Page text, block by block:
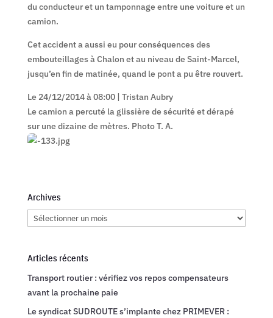
du conducteur et un tamponnage entre une voiture et un
camion.
Cet accident a aussi eu pour conséquences des
embouteillages à Chalon et au niveau de Saint-Marcel,
jusqu’en fin de matinée, quand le pont a pu être rouvert.
Le 24/12/2014 à 08:00 | Tristan Aubry
Le camion a percuté la glissière de sécurité et dérapé
sur une dizaine de mètres. Photo T. A.
Archives
Archives
Articles récents
Transport routier : vérifiez vos repos compensateurs
avant la prochaine paie
Le syndicat SUDROUTE s’implante chez PRIMEVER :